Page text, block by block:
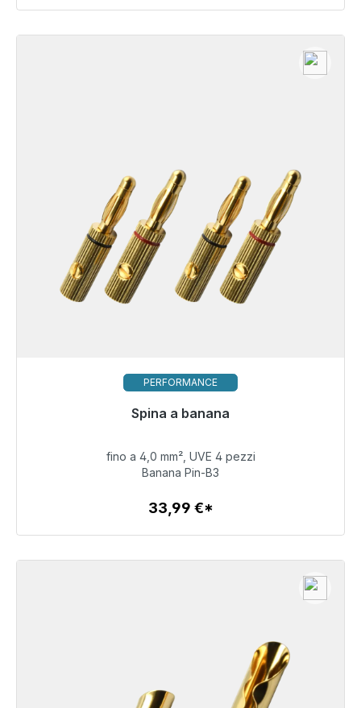
PERFORMANCE
Spina a banana
Pronto per la spedizione immediata, tempo di
33,99 €
Dettagli
fino a 4,0 mm², UVE 4 pezzi
Banana Pin-B3
33,99 €*